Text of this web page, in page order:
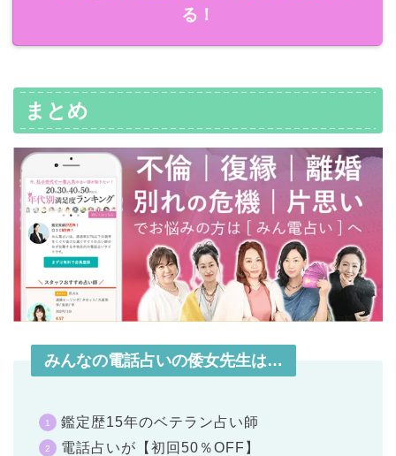
る！
まとめ
みんなの電話占いの倭女先生は…
鑑定歴15年のベテラン占い師
電話占いが【初回50％OFF】